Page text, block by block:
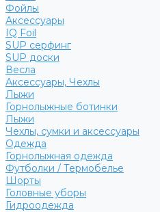
Фойлы
Аксессуары
IQ Foil
SUP серфинг
SUP доски
Весла
Аксессуары, Чехлы
Лыжи
Горнолыжные ботинки
Лыжи
Чехлы, сумки и аксессуары
Одежда
Горнолыжная одежда
Футболки / Термобелье
Шорты
Головные уборы
Гидроодежда